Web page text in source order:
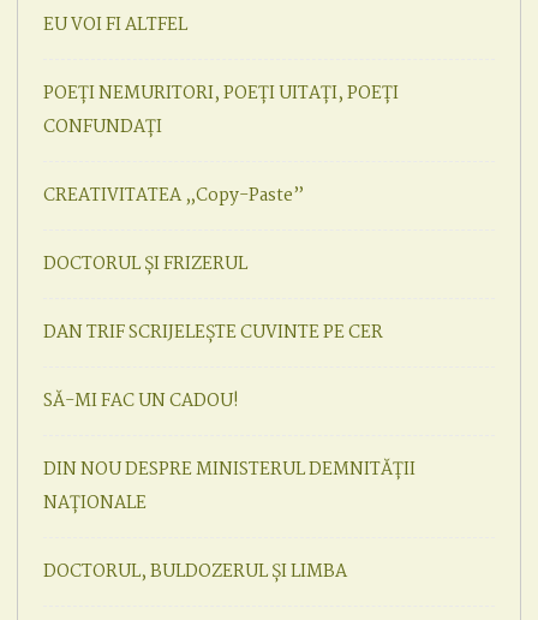
EU VOI FI ALTFEL
POEȚI NEMURITORI, POEȚI UITAȚI, POEȚI
CONFUNDAȚI
CREATIVITATEA „Copy-Paste”
DOCTORUL ȘI FRIZERUL
DAN TRIF SCRIJELEȘTE CUVINTE PE CER
SĂ-MI FAC UN CADOU!
DIN NOU DESPRE MINISTERUL DEMNITĂȚII
NAȚIONALE
DOCTORUL, BULDOZERUL ȘI LIMBA